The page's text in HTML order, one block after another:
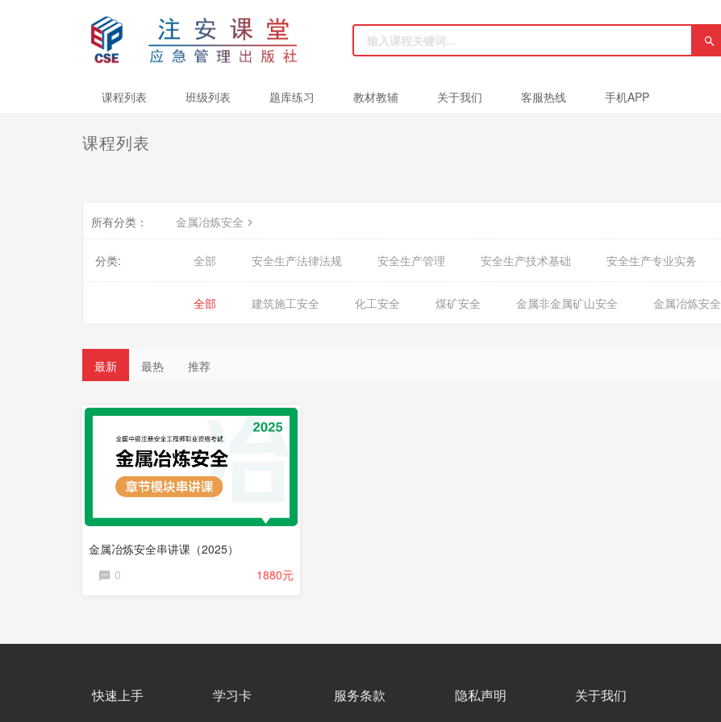
课程列表 班级列表 题库练习 教材教辅 关于我们 客服热线 手机APP
课程列表
所有分类： 金属冶炼安全
分类: 全部 安全生产法律法规 安全生产管理 安全生产技术基础 安全生产专业实务
全部 建筑施工安全 化工安全 煤矿安全 金属非金属矿山安全 金属冶炼安全
最新 最热 推荐
金属冶炼安全串讲课（2025）
0
1880元
快速上手 学习卡 服务条款 隐私声明 关于我们